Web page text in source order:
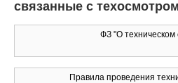
связанные с техосмотром
ФЗ "О техническом
Правила проведения